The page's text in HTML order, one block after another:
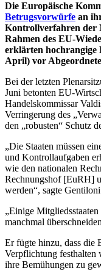
Die Europäische
Betrugsvorwürfe an
Kontrollverfahren der
Rahmen des EU-
erklärten hochrangige
April) vor
Bei der letzten
Juni betonten EU-
Handelskommissar
Verringerung des
den „robusten“ Schutz
„Die Staaten müssen
und Kontrollaufgaben
wie den nationalen
Rechnungshof [EuRH]
werden“, sagte
„Einige
manchmal
Er fügte hinzu, dass die
Verpflichtung festhalten
ihre Bemühungen zu